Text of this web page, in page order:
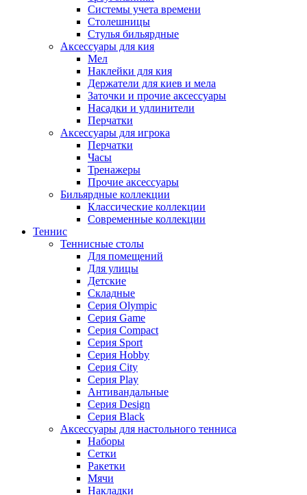
Системы учета времени
Столешницы
Стулья бильярдные
Аксессуары для кия
Мел
Наклейки для кия
Держатели для киев и мела
Заточки и прочие аксессуары
Насадки и удлинители
Перчатки
Аксессуары для игрока
Перчатки
Часы
Тренажеры
Прочие аксессуары
Бильярдные коллекции
Классические коллекции
Современные коллекции
Теннис
Теннисные столы
Для помещений
Для улицы
Детские
Складные
Серия Olympic
Серия Game
Серия Compact
Серия Sport
Серия Hobby
Серия City
Серия Play
Антивандальные
Серия Design
Серия Black
Аксессуары для настольного тенниса
Наборы
Сетки
Ракетки
Мячи
Накладки